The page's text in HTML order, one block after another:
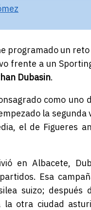
programado un
frente a un
Dubasin.
como
la
el de Figueres
en Albacete,
Esa
suizo; después
otra ciudad